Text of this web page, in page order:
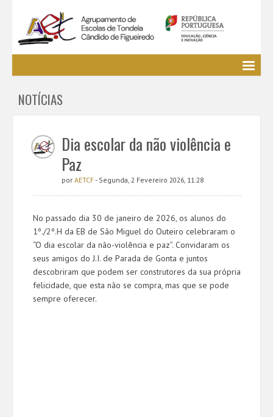
EE / Alunos
Cursos Profissionais
Bibliotecas
Media AETCF
Legislação
NOTÍCIAS
Dia escolar da não violência e
Paz
por AETCF- Segunda, 2 Fevereiro 2026, 11:28
No passado dia 30 de janeiro de 2026, os alunos do
1º./2º.H da EB de São Miguel do Outeiro celebraram o
“O dia escolar da não-violência e paz”. Convidaram os
seus amigos do J.I. de Parada de Gonta e juntos
descobriram que podem ser construtores da sua própria
felicidade, que esta não se compra, mas que se pode
sempre oferecer.